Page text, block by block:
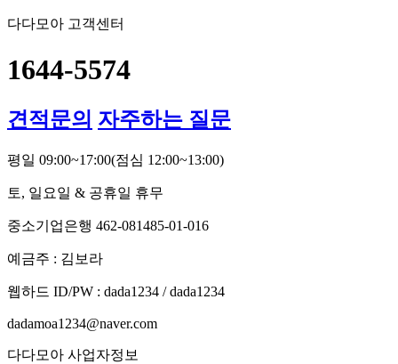
다다모아 고객센터
1644-5574
견적문의 자주하는 질문
평일 09:00~17:00(점심 12:00~13:00)
토, 일요일 & 공휴일 휴무
중소기업은행 462-081485-01-016
예금주 : 김보라
웹하드 ID/PW : dada1234 / dada1234
dadamoa1234@naver.com
다다모아 사업자정보